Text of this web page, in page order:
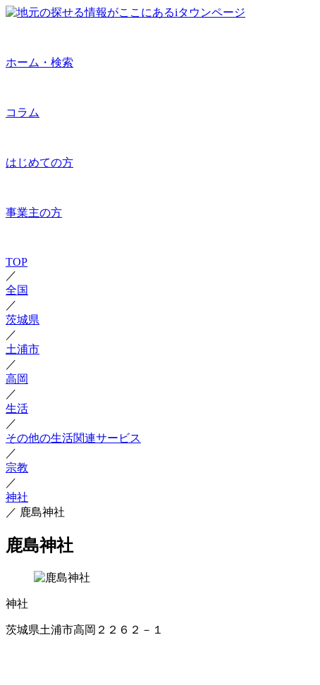
ホーム・検索
コラム
はじめての方
事業主の方
TOP
／
全国
／
茨城県
／
土浦市
／
高岡
／
生活
／
その他の生活関連サービス
／
宗教
／
神社
／ 鹿島神社
鹿島神社
神社
茨城県土浦市高岡２２６２－１